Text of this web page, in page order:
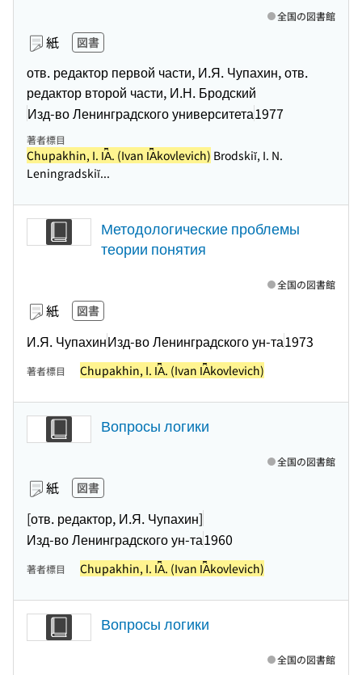
紙 図書
отв. редактор первой части, И.Я. Чупахин, отв.
редактор второй части, И.Н. Бродский
Изд-во Ленинградского университета1977
全国の図書館
著者標目
Chupakhin, I. I︠A︡. (Ivan I︠A︡kovlevich) Brodskiĭ, I. N.
Leningradskiĭ...
Методологические проблемы
теории понятия
紙 図書
И.Я. ЧупахинИзд-во Ленинградского ун-та1973
全国の図書館
著者標目 Chupakhin, I. I︠A︡. (Ivan I︠A︡kovlevich)
Вопросы логики
紙 図書
[отв. редактор, И.Я. Чупахин]
Изд-во Ленинградского ун-та1960
全国の図書館
著者標目 Chupakhin, I. I︠A︡. (Ivan I︠A︡kovlevich)
Вопросы логики
全国の図書館